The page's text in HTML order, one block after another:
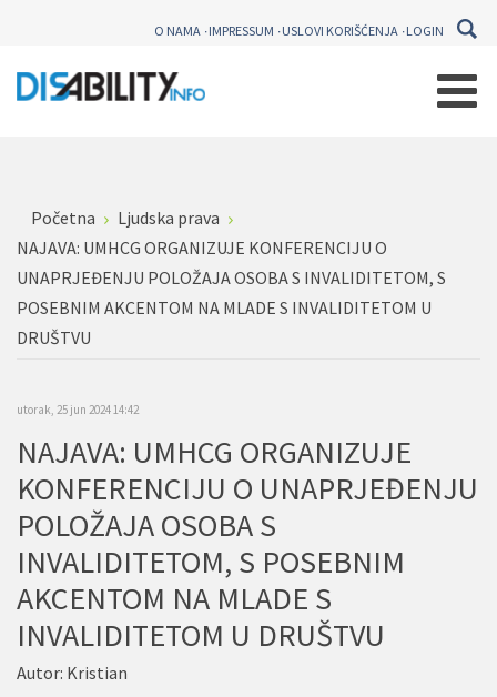
O NAMA IMPRESSUM USLOVI KORIŠĆENJA LOGIN
Početna
Ljudska prava
NAJAVA: UMHCG ORGANIZUJE KONFERENCIJU O
UNAPRJEĐENJU POLOŽAJA OSOBA S INVALIDITETOM, S
POSEBNIM AKCENTOM NA MLADE S INVALIDITETOM U
DRUŠTVU
utorak, 25 jun 2024 14:42
NAJAVA: UMHCG ORGANIZUJE
KONFERENCIJU O UNAPRJEĐENJU
POLOŽAJA OSOBA S
INVALIDITETOM, S POSEBNIM
AKCENTOM NA MLADE S
INVALIDITETOM U DRUŠTVU
Autor: Kristian